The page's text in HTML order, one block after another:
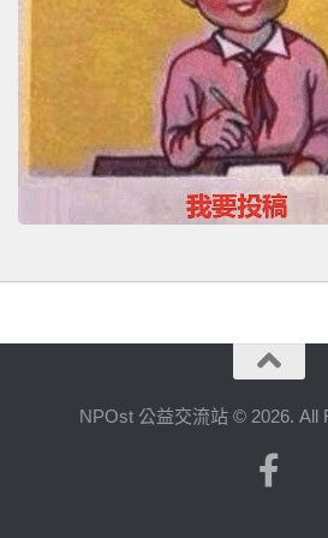
NPOst 公益交流站 © 2026. All